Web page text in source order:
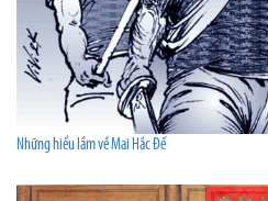
Những hiểu lầm về Mai Hắc Đế